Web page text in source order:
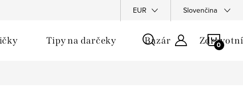
EUR Slovenčina
Tipy na darčeky Bazár